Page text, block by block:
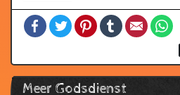
FacebookTwitterPinterestTumblrEmail
Meer Godsdienst
2000
12 May
God in de kerk
2000